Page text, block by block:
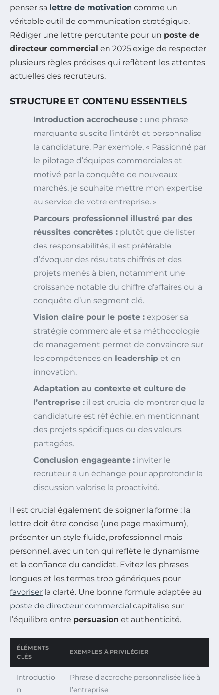
penser sa lettre de motivation comme un
véritable outil de communication stratégique.
Rédiger une lettre percutante pour un poste de
directeur commercial en 2025 exige de respecter
plusieurs règles précises qui reflètent les attentes
actuelles des recruteurs.
STRUCTURE ET CONTENU ESSENTIELS
Introduction accrocheuse : une phrase
marquante suscite l’intérêt et personnalise
la candidature. Par exemple, « Passionné par
le pilotage d’équipes commerciales et
motivé par la conquête de nouveaux
marchés, je souhaite mettre mon expertise
au service de votre entreprise. »
Parcours professionnel illustré par des
réussites concrètes : plutôt que de lister
des responsabilités, il est préférable
d’évoquer des résultats chiffrés et des
projets menés à bien, notamment une
croissance notable du chiffre d’affaires ou la
conquête d’un segment clé.
Vision claire pour le poste : exposer sa
stratégie commerciale et sa méthodologie
de management permet de convaincre sur
les compétences en leadership et en
innovation.
Adaptation au contexte et culture de
l’entreprise : il est crucial de montrer que la
candidature est réfléchie, en mentionnant
des projets spécifiques ou des valeurs
partagées.
Conclusion engageante : inviter le
recruteur à un échange pour approfondir la
discussion valorise la proactivité.
Il est crucial également de soigner la forme : la
lettre doit être concise (une page maximum),
présenter un style fluide, professionnel mais
personnel, avec un ton qui reflète le dynamisme
et la confiance du candidat. Evitez les phrases
longues et les termes trop génériques pour
favoriser la clarté. Une bonne formule adaptée au
poste de directeur commercial capitalise sur
l’équilibre entre persuasion et authenticité.
ÉLÉMENTS
CLÉS
EXEMPLES À PRIVILÉGIER
Introductio
n
Phrase d’accroche personnalisée liée à
l’entreprise